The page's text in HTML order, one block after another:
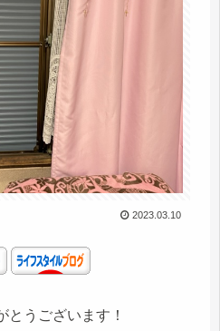
2023.03.10
とうございます！